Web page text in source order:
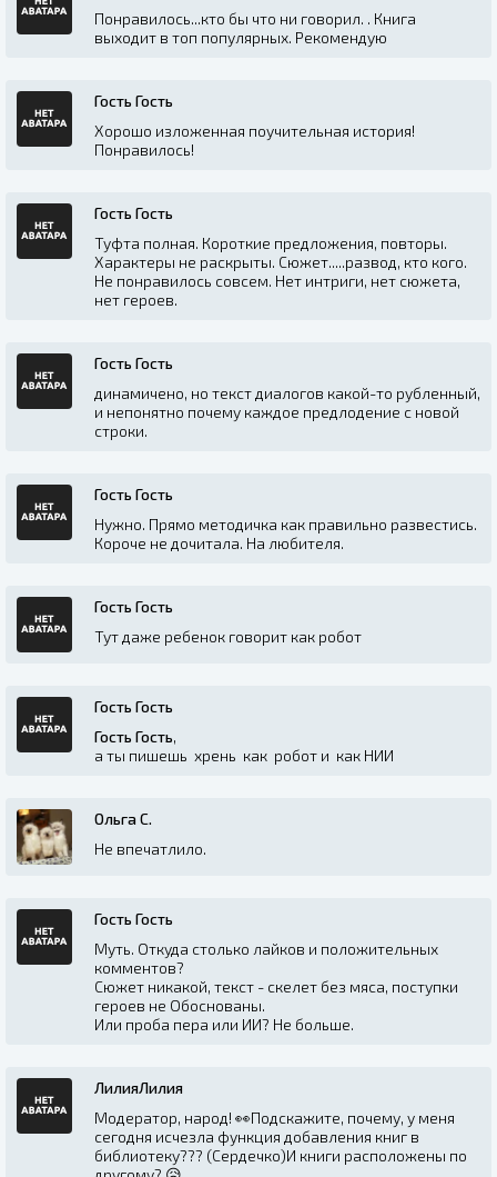
Понравилось...кто бы что ни говорил. . Книга
выходит в топ популярных. Рекомендую
Гость Гость
Хорошо изложенная поучительная история!
Понравилось!
Гость Гость
Туфта полная. Короткие предложения, повторы.
Характеры не раскрыты. Сюжет.....развод, кто кого.
Не понравилось совсем. Нет интриги, нет сюжета,
нет героев.
Гость Гость
динамичено, но текст диалогов какой-то рубленный,
и непонятно почему каждое предлодение с новой
строки.
Гость Гость
Нужно. Прямо методичка как правильно развестись.
Короче не дочитала. На любителя.
Гость Гость
Тут даже ребенок говорит как робот
Гость Гость
Гость Гость,
а ты пишешь хрень как робот и как НИИ
Ольга С.
Не впечатлило.
Гость Гость
Муть. Откуда столько лайков и положительных
комментов?
Сюжет никакой, текст - скелет без мяса, поступки
героев не Обоснованы.
Или проба пера или ИИ? Не больше.
ЛилияЛилия
Модератор, народ! 👀Подскажите, почему, у меня
сегодня исчезла функция добавления книг в
библиотеку??? (Сердечко)И книги расположены по